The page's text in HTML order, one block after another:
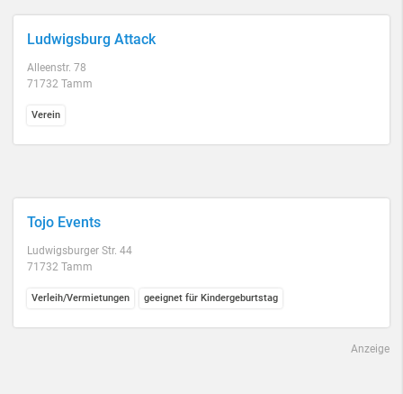
Ludwigsburg Attack
Alleenstr. 78
71732 Tamm
Verein
Tojo Events
Ludwigsburger Str. 44
71732 Tamm
Verleih/Vermietungen geeignet für Kindergeburtstag
Anzeige